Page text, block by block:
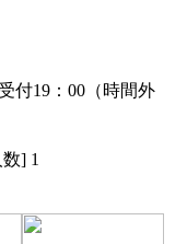
付19：00（時間外
] 1